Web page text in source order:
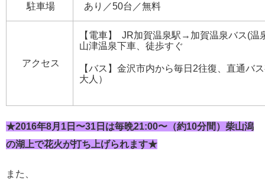
駐車場 あり／50台／無料
アクセス
【電車】 JR加賀温泉駅→加賀温泉バス(温
山津温泉下車、徒歩すぐ
【バス】金沢市内から毎日2往復、直通バ
大人）
★2016年8月1日〜31日は毎晩21:00〜（約10分間）柴山潟
の湖上で花火が打ち上げられます★
また、